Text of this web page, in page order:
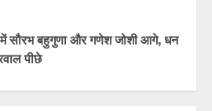
में सौरभ बहुगुणा और गणेश जोशी आगे, धन
पीछे